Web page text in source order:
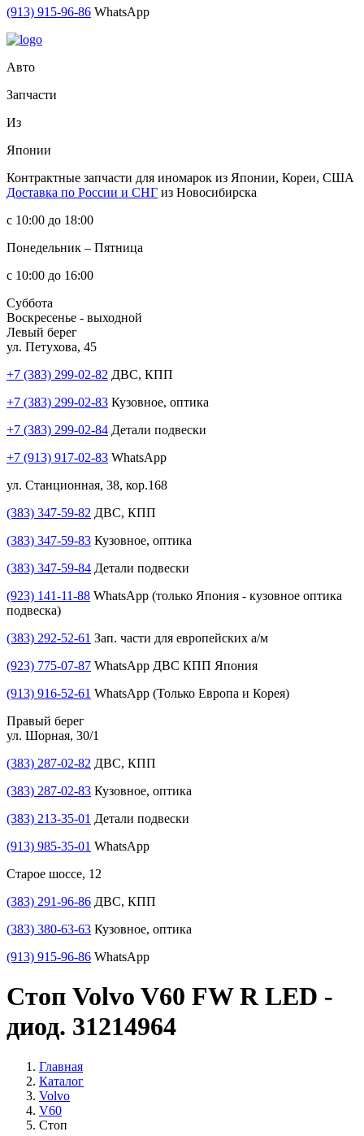
(913) 915-96-86 WhatsApp
Авто
Запчасти
Из
Японии
Контрактные запчасти для иномарок из Японии, Кореи, США
Доставка по России и СНГ из Новосибирска
с 10:00 до 18:00
Понедельник – Пятница
с 10:00 до 16:00
Суббота
Воскресенье - выходной
Левый берег
ул. Петухова, 45
+7 (383) 299-02-82 ДВС, КПП
+7 (383) 299-02-83 Кузовное, оптика
+7 (383) 299-02-84 Детали подвески
+7 (913) 917-02-83 WhatsApp
ул. Станционная, 38, кор.168
(383) 347-59-82 ДВС, КПП
(383) 347-59-83 Кузовное, оптика
(383) 347-59-84 Детали подвески
(923) 141-11-88 WhatsApp (только Япония - кузовное оптика
подвеска)
(383) 292-52-61 Зап. части для европейских а/м
(923) 775-07-87 WhatsApp ДВС КПП Япония
(913) 916-52-61 WhatsApp (Только Европа и Корея)
Правый берег
ул. Шорная, 30/1
(383) 287-02-82 ДВС, КПП
(383) 287-02-83 Кузовное, оптика
(383) 213-35-01 Детали подвески
(913) 985-35-01 WhatsApp
Старое шоссе, 12
(383) 291-96-86 ДВС, КПП
(383) 380-63-63 Кузовное, оптика
(913) 915-96-86 WhatsApp
Стоп Volvo V60 FW R LED -
диод. 31214964
Главная
Каталог
Volvo
V60
Стоп